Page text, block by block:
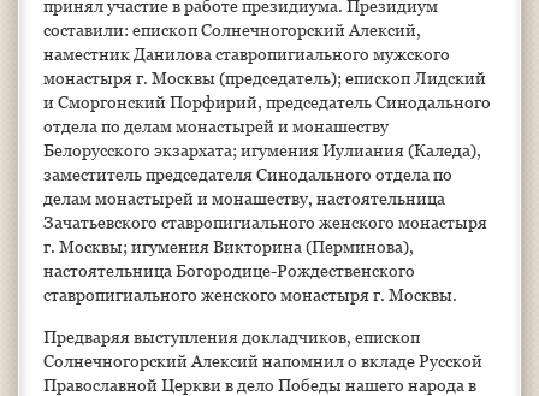
принял участие в работе президиума. Президиум
составили: епископ Солнечногорский Алексий,
наместник Данилова ставропигиального мужского
монастыря г. Москвы (председатель); епископ Лидский
и Сморгонский Порфирий, председатель Синодального
отдела по делам монастырей и монашеству
Белорусского экзархата; игумения Иулиания (Каледа),
заместитель председателя Синодального отдела по
делам монастырей и монашеству, настоятельница
Зачатьевского ставропигиального женского монастыря
г. Москвы; игумения Викторина (Перминова),
настоятельница Богородице-Рождественского
ставропигиального женского монастыря г. Москвы.
Предваряя выступления докладчиков, епископ
Солнечногорский Алексий напомнил о вкладе Русской
Православной Церкви в дело Победы нашего народа в